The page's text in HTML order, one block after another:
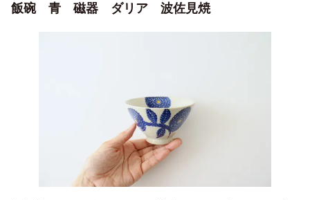
飯碗 青 磁器 ダリア 波佐見焼